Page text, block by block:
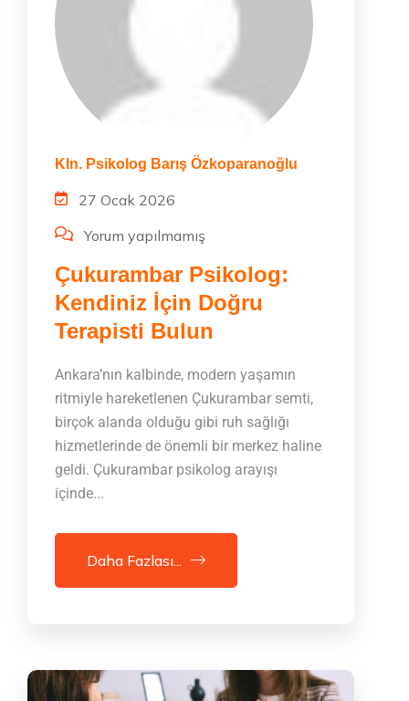
Kln. Psikolog Barış Özkoparanoğlu
27 Ocak 2026
Yorum yapılmamış
Çukurambar Psikolog:
Kendiniz İçin Doğru
Terapisti Bulun
Ankara’nın kalbinde, modern yaşamın
ritmiyle hareketlenen Çukurambar semti,
birçok alanda olduğu gibi ruh sağlığı
hizmetlerinde de önemli bir merkez haline
geldi. Çukurambar psikolog arayışı
içinde...
Daha Fazlası...